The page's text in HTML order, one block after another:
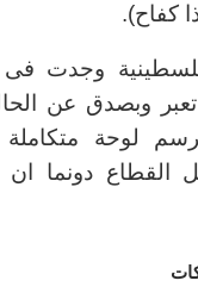
كفاح).
وجدت
وبصدق عن
لوحة متكاملة
القطاع دونما ان